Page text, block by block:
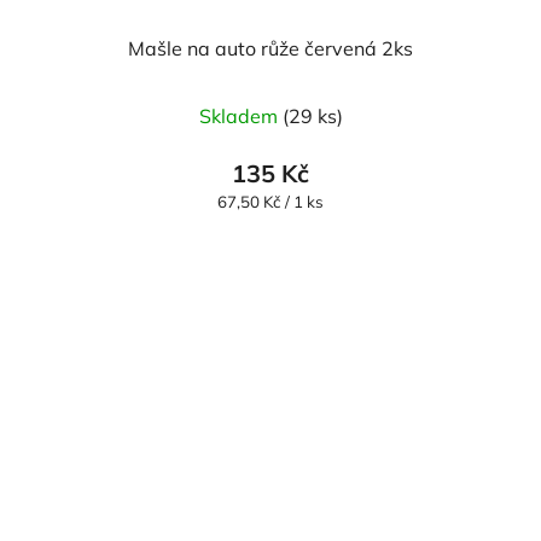
Mašle na auto růže červená 2ks
Skladem (29 ks)
135 Kč
Měrná
67,50 Kč / 1 ks